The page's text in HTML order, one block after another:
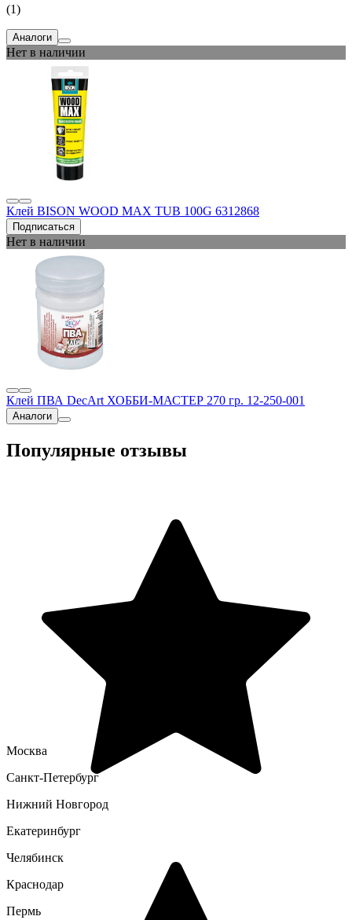
(1)
Аналоги
Нет в наличии
Клей BISON WOOD MAX TUB 100G 6312868
Подписаться
Нет в наличии
Клей ПВА DecArt ХОББИ-МАСТЕР 270 гр. 12-250-001
Аналоги
Популярные отзывы
Москва
Санкт-Петербург
Нижний Новгород
Екатеринбург
Челябинск
Краснодар
Пермь